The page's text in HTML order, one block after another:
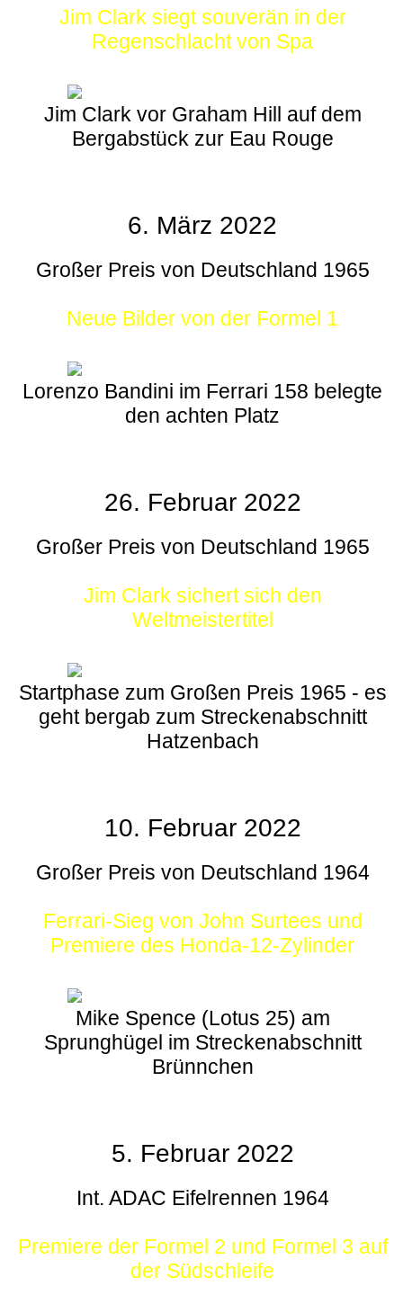
Jim Clark siegt souverän in der
Regenschlacht von Spa
Jim Clark vor Graham Hill auf dem
Bergabstück zur Eau Rouge
6. März 2022
Großer Preis von Deutschland 1965
Neue Bilder von der Formel 1
Lorenzo Bandini im Ferrari 158 belegte
den achten Platz
26. Februar 2022
Großer Preis von Deutschland 1965
Jim Clark sichert sich den
Weltmeistertitel
Startphase zum Großen Preis 1965 - es
geht bergab zum Streckenabschnitt
Hatzenbach
10. Februar 2022
Großer Preis von Deutschland 1964
Ferrari-Sieg von John Surtees und
Premiere des Honda-12-Zylinder
Mike Spence (Lotus 25) am
Sprunghügel im Streckenabschnitt
Brünnchen
5. Februar 2022
Int. ADAC Eifelrennen 1964
Premiere der Formel 2 und Formel 3 auf
der Südschleife